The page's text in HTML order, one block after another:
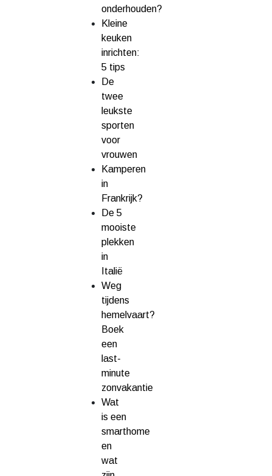
onderhouden?
Kleine
keuken
inrichten:
5 tips
De
twee
leukste
sporten
voor
vrouwen
Kamperen
in
Frankrijk?
De 5
mooiste
plekken
in
Italië
Weg
tijdens
hemelvaart?
Boek
een
last-
minute
zonvakantie
Wat
is een
smarthome
en
wat